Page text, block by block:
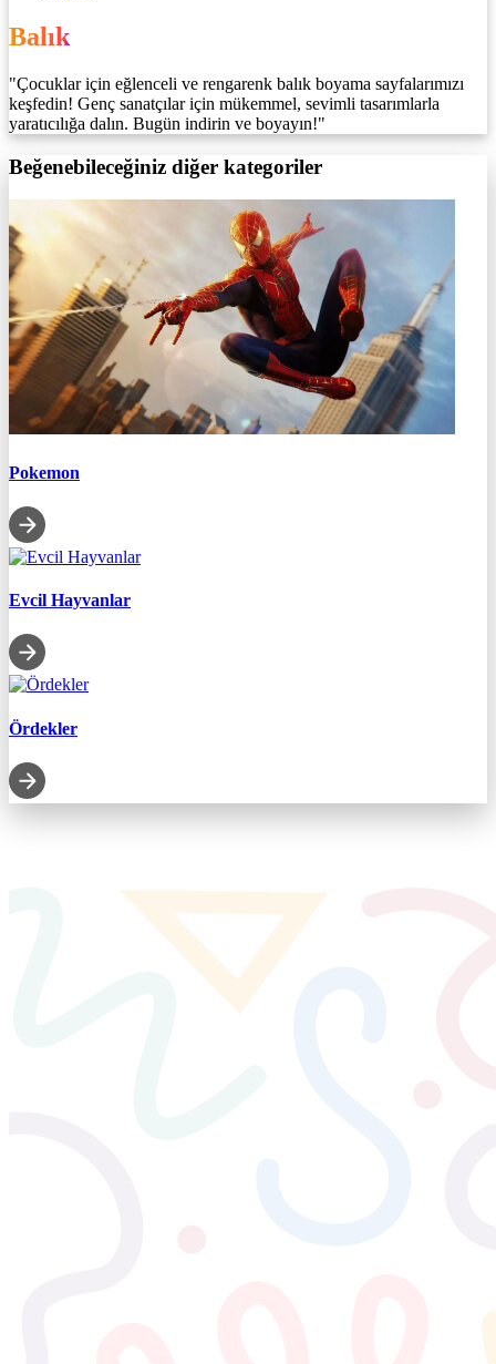
Balık
"Çocuklar için eğlenceli ve rengarenk balık boyama sayfalarımızı
keşfedin! Genç sanatçılar için mükemmel, sevimli tasarımlarla
yaratıcılığa dalın. Bugün indirin ve boyayın!"
Beğenebileceğiniz diğer kategoriler
Pokemon
Evcil Hayvanlar
Ördekler